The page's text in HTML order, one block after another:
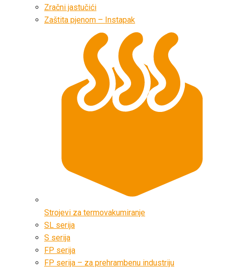
Zračni jastučići
Zaštita pjenom – Instapak
Strojevi za termovakumiranje
SL serija
S serija
FP serija
FP serija – za prehrambenu industriju